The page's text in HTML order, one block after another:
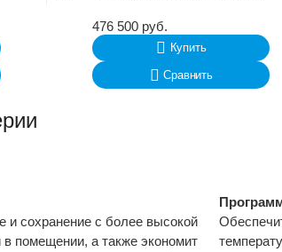
476 500 руб.
Купить
Сравнить
и сохранение с более высокой
помещении, а также экономит